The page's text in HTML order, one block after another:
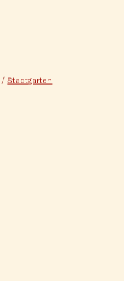
/Stadtgarten